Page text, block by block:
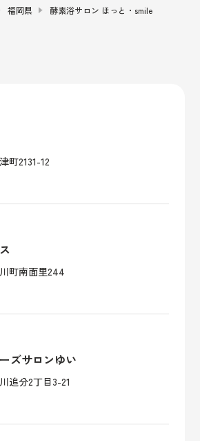
福岡県 酵素浴サロン ほっと・smile
町2131-12
町南面里244
ズサロンゆい
追分2丁目3-21